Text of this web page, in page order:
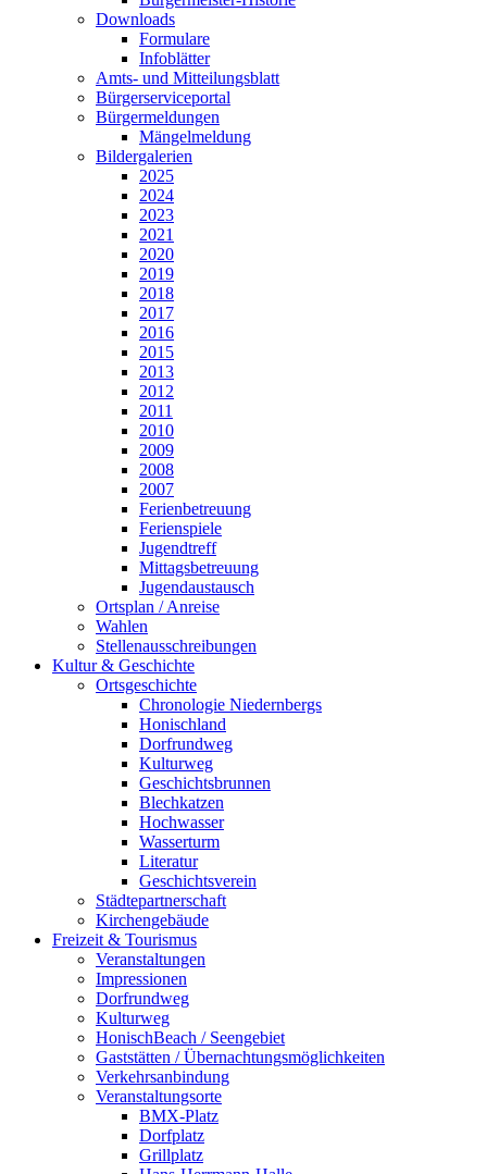
Downloads
Formulare
Infoblätter
Amts- und Mitteilungsblatt
Bürgerserviceportal
Bürgermeldungen
Mängelmeldung
Bildergalerien
2025
2024
2023
2021
2020
2019
2018
2017
2016
2015
2013
2012
2011
2010
2009
2008
2007
Ferienbetreuung
Ferienspiele
Jugendtreff
Mittagsbetreuung
Jugendaustausch
Ortsplan / Anreise
Wahlen
Stellenausschreibungen
Kultur & Geschichte
Ortsgeschichte
Chronologie Niedernbergs
Honischland
Dorfrundweg
Kulturweg
Geschichtsbrunnen
Blechkatzen
Hochwasser
Wasserturm
Literatur
Geschichtsverein
Städtepartnerschaft
Kirchengebäude
Freizeit & Tourismus
Veranstaltungen
Impressionen
Dorfrundweg
Kulturweg
HonischBeach / Seengebiet
Gaststätten / Übernachtungsmöglichkeiten
Verkehrsanbindung
Veranstaltungsorte
BMX-Platz
Dorfplatz
Grillplatz